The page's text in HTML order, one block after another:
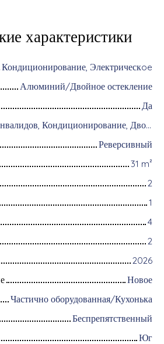
характеристики
Кондиционирование, Электрическoe
Алюминий/Двойное остекление
Да
Доступ для инвалидов, Кондиционирование, Дворник, Оборудование для домашней автоматизации, Оптоволоконный интернет, Моторизованные ворота, Бронированная дверь, Система охранной сигнализации, Видеофон
Реверсивный
31 m²
2
1
4
2
2026
Новое
Частично оборудованная/Кухонька
Беспрепятственный
Юг